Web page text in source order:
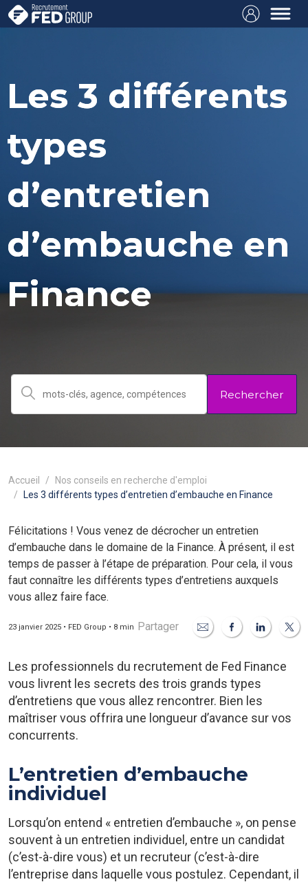
Les 3 différents
types
d’entretien
d’embauche en
Finance
Rechercher
Accueil
Nos conseils en recherche d'emploi
Les 3 différents types d’entretien d’embauche en Finance
Félicitations ! Vous venez de décrocher un entretien
d’embauche dans le domaine de la Finance. À présent, il est
temps de passer à l’étape de préparation. Pour cela, il vous
faut connaître les différents types d’entretiens auxquels
vous allez faire face.
23 janvier 2025 • FED Group • 8 min Partager
Les professionnels du recrutement de Fed Finance
vous livrent les secrets des trois grands types
d’entretiens que vous allez rencontrer. Bien les
maîtriser vous offrira une longueur d’avance sur vos
concurrents.
L’entretien d’embauche
individuel
Lorsqu’on entend « entretien d’embauche », on pense
souvent à un entretien individuel, entre un candidat
(c’est-à-dire vous) et un recruteur (c’est-à-dire
l’entreprise dans laquelle vous postulez. Cependant, il